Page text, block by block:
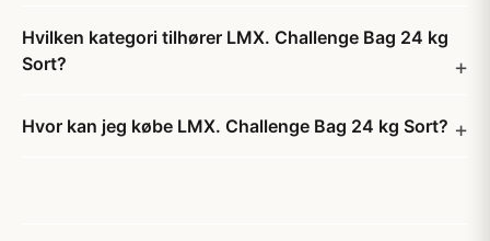
Hvilken kategori tilhører LMX. Challenge Bag 24 kg
Sort?
Hvor kan jeg købe LMX. Challenge Bag 24 kg Sort?